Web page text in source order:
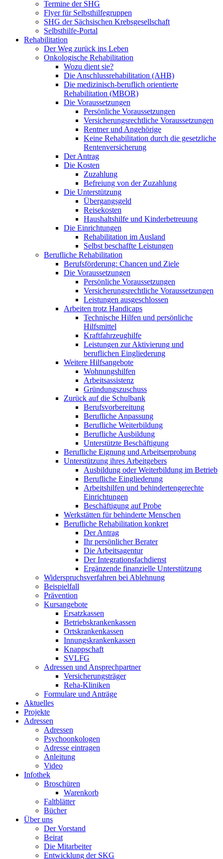
Termine der SHG
Flyer für Selbsthilfegruppen
SHG der Sächsischen Krebsgesellschaft
Selbsthilfe-Portal
Rehabilitation
Der Weg zurück ins Leben
Onkologische Rehabilitation
Wozu dient sie?
Die Anschlussrehabilitation (AHB)
Die medizinisch-beruflich orientierte
Rehabilitation (MBOR)
Die Voraussetzungen
Persönliche Voraussetzungen
Versicherungsrechtliche Voraussetzungen
Rentner und Angehörige
Keine Rehabilitation durch die gesetzliche
Rentenversicherung
Der Antrag
Die Kosten
Zuzahlung
Befreiung von der Zuzahlung
Die Unterstützung
Übergangsgeld
Reisekosten
Haushaltshilfe und Kinderbetreuung
Die Einrichtungen
Rehabilitation im Ausland
Selbst beschaffte Leistungen
Berufliche Rehabilitation
Berufsförderung: Chancen und Ziele
Die Voraussetzungen
Persönliche Voraussetzungen
Versicherungsrechtliche Voraussetzungen
Leistungen ausgeschlossen
Arbeiten trotz Handicaps
Technische Hilfen und persönliche
Hilfsmittel
Kraftfahrzeughilfe
Leistungen zur Aktivierung und
beruflichen Eingliederung
Weitere Hilfsangebote
Wohnungshilfen
Arbeitsassistenz
Gründungszuschuss
Zurück auf die Schulbank
Berufsvorbereitung
Berufliche Anpassung
Berufliche Weiterbildung
Berufliche Ausbildung
Unterstützte Beschäftigung
Berufliche Eignung und Arbeitserprobung
Unterstützung ihres Arbeitgebers
Ausbildung oder Weiterbildung im Betrieb
Berufliche Eingliederung
Arbeitshilfen und behindertengerechte
Einrichtungen
Beschäftigung auf Probe
Werkstätten für behinderte Menschen
Berufliche Rehabilitation konkret
Der Antrag
Ihr persönlicher Berater
Die Arbeitsagentur
Der Integrationsfachdienst
Ergänzende finanzielle Unterstützung
Widerspruchsverfahren bei Ablehnung
Beispielfall
Prävention
Kursangebote
Ersatzkassen
Betriebskrankenkassen
Ortskrankenkassen
Innungskrankenkassen
Knappschaft
SVLFG
Adressen und Ansprechpartner
Versicherungsträger
Reha-Kliniken
Formulare und Anträge
Aktuelles
Projekte
Adressen
Adressen
Psychoonkologen
Adresse eintragen
Anleitung
Video
Infothek
Broschüren
Warenkorb
Faltblätter
Bücher
Über uns
Der Vorstand
Beirat
Die Mitarbeiter
Entwicklung der SKG